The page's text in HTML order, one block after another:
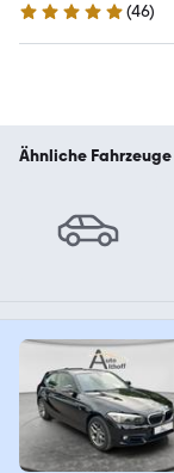
4.8 Sterne
(46)
Ähnliche